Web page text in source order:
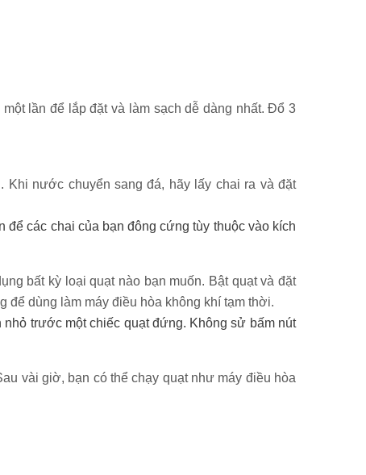
lần để lắp đặt và làm sạch dễ dàng nhất. Đổ 3
nước chuyển sang đá, hãy lấy chai ra và đặt
các chai của bạn đông cứng tùy thuộc vào kích
bất kỳ loại quạt nào bạn muốn. Bật quạt và đặt
dùng làm máy điều hòa không khí tạm thời.
trước một chiếc quạt đứng. Không sử bấm nút
vài giờ, bạn có thể chạy quạt như máy điều hòa